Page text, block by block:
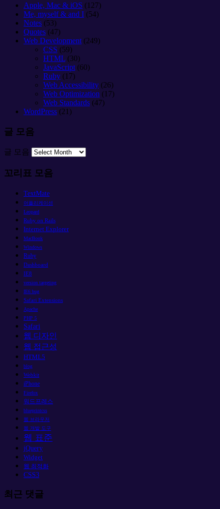
Apple, Mac & iOS (127)
Me, myself & and I (54)
Notes (53)
Quotes (47)
Web Development (249)
CSS (59)
HTML (30)
JavaScript (60)
Ruby (17)
Web Accessibility (26)
Web Optimization (17)
Web Standards (47)
WordPress (21)
글 모음
글 모음
꼬리표 모음
TextMate
어플리케이션
Leopard
Ruby on Rails
Internet Explorer
MacBook
Windows
Ruby
Dashboard
IE8
version targeting
IE6 bug
Safari Extensions
Apache
PHP 5
Safari
웹 디자인
웹 접근성
HTML5
blog
Webkit
iPhone
Firefox
워드프레스
blueprintcss
웹 브라우저
웹 개발 도구
웹 표준
jQuery
Widget
웹 최적화
CSS3
최근 댓글